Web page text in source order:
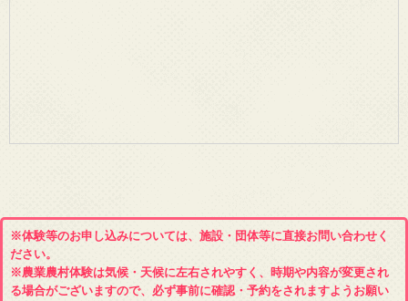
※体験等のお申し込みについては、施設・団体等に直接お問い合わせく
ださい。
※農業農村体験は気候・天候に左右されやすく、時期や内容が変更され
る場合がございますので、必ず事前に確認・予約をされますようお願い